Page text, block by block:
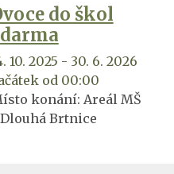
do škol
10. 2025 - 30. 6. 2026
od 00:00
konání: Areál MŠ
Brtnice